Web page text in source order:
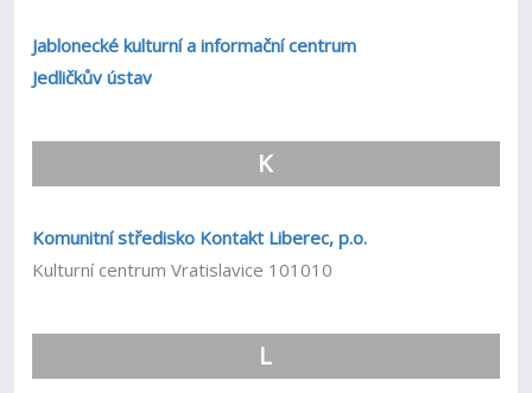
Jablonecké kulturní a informační centrum
Jedličkův ústav
K
Komunitní středisko Kontakt Liberec, p.o.
Kulturní centrum Vratislavice 101010
L